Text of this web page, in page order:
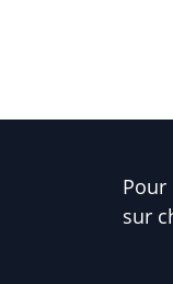
Pour
sur